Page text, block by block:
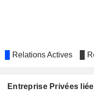
MOMENTUM
Relations Actives
Entreprise Privées